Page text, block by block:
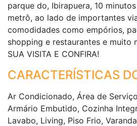
parque do, Ibirapuera, 10
metrô, ao lado de importantes
comodidades como empórios,
shopping e restaurantes e muito
SUA VISITA E CONFIRA!
CARACTERÍSTICAS
Ar Condicionado, Área de
Armário Embutido, Cozinha
Lavabo, Living, Piso Frio,